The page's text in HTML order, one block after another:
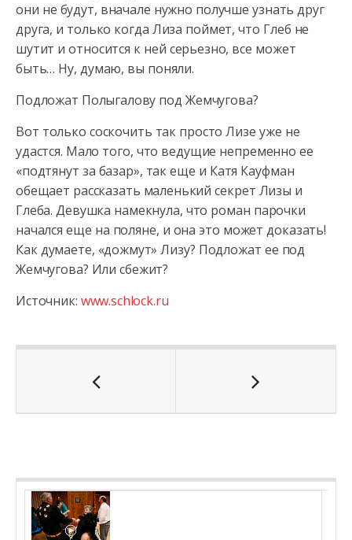
они не будут, вначале нужно получше узнать друг
друга, и только когда Лиза поймет, что Глеб не
шутит и относится к ней серьезно, все может
быть… Ну, думаю, вы поняли.
Подложат Полыгалову под Жемчугова?
Вот только соскочить так просто Лизе уже не
удастся. Мало того, что ведущие непременно ее
«подтянут за базар», так еще и Катя Кауфман
обещает рассказать маленький секрет Лизы и
Глеба. Девушка намекнула, что роман парочки
начался еще на поляне, и она это может доказать!
Как думаете, «дожмут» Лизу? Подложат ее под
Жемчугова? Или сбежит?
Источник: www.schlock.ru